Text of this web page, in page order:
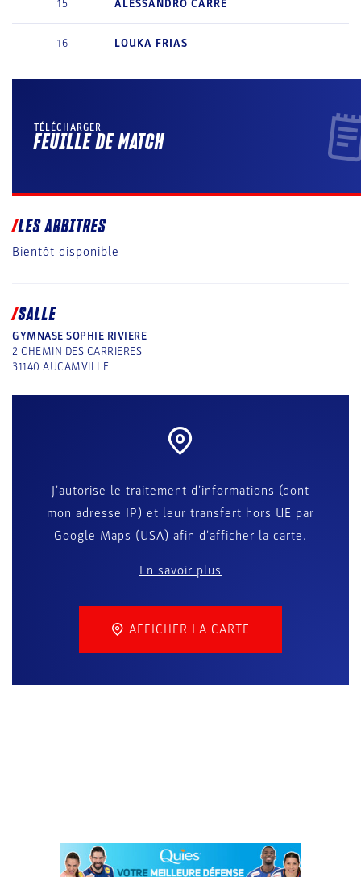
15 ALESSANDRO CARRE
16 LOUKA FRIAS
TÉLÉCHARGER
FEUILLE DE MATCH
LES ARBITRES
Bientôt disponible
SALLE
GYMNASE SOPHIE RIVIERE
2 CHEMIN DES CARRIERES
31140 AUCAMVILLE
J'autorise le traitement d'informations (dont
mon adresse IP) et leur transfert hors UE par
Google Maps (USA) afin d'afficher la carte.
En savoir plus
AFFICHER LA CARTE